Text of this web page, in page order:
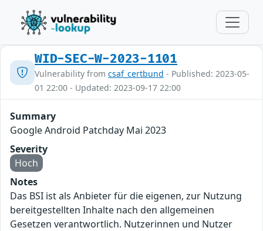
WID-SEC-W-2023-1101
Vulnerability from csaf_certbund - Published: 2023-05-
01 22:00 - Updated: 2023-09-17 22:00
Summary
Google Android Patchday Mai 2023
Severity
Hoch
Notes
Das BSI ist als Anbieter für die eigenen, zur Nutzung
bereitgestellten Inhalte nach den allgemeinen
Gesetzen verantwortlich. Nutzerinnen und Nutzer